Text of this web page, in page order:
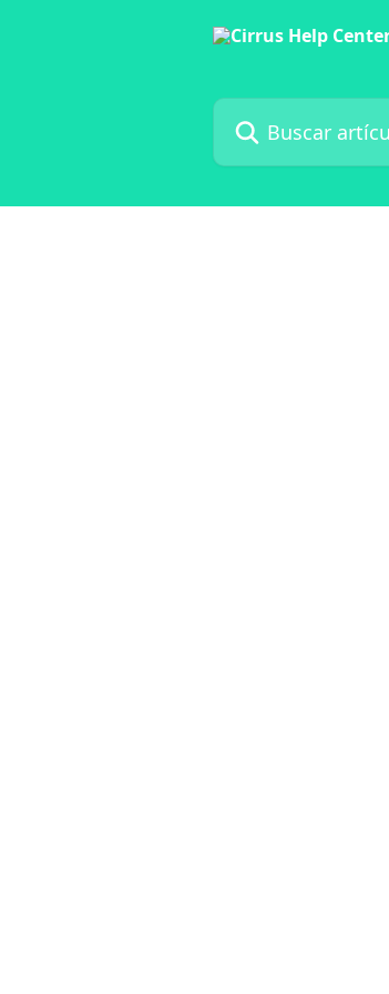
Buscar artículos...